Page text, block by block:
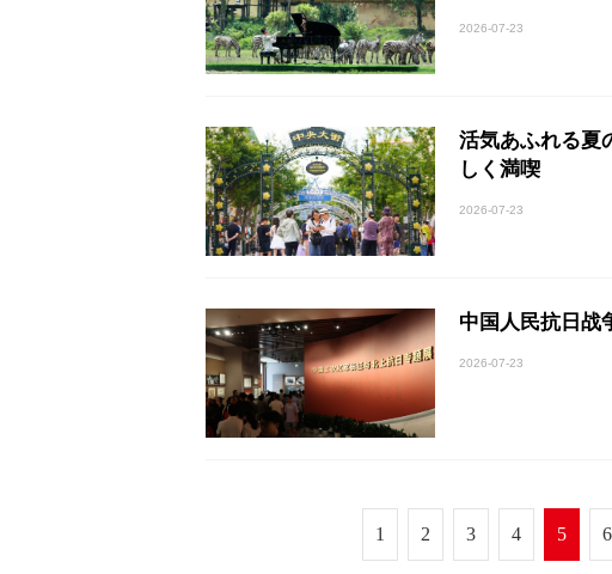
2026-07-23
活気あふれる夏
しく満喫
2026-07-23
中国人民抗日战
2026-07-23
1 2 3 4 5 6